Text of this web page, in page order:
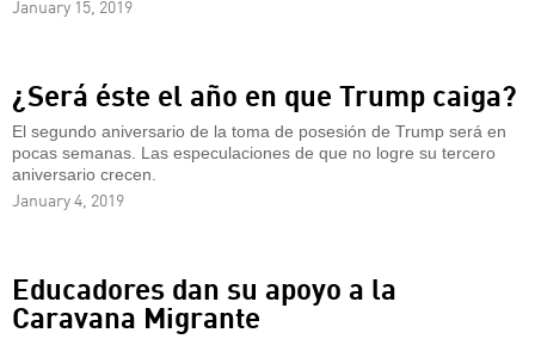
January 15, 2019
¿Será éste el año en que Trump caiga?
El segundo aniversario de la toma de posesión de Trump será en
pocas semanas. Las especulaciones de que no logre su tercero
aniversario crecen.
January 4, 2019
Educadores dan su apoyo a la
Caravana Migrante